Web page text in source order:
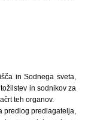
in Sodnega sveta,
in sodnikov za
teh organov.
predlog predlagatelja,